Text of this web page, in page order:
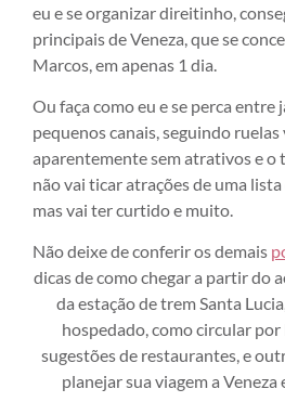
eu e se organizar direitinho,
principais de Veneza, que se
Marcos, em apenas 1 dia.
Ou faça como eu e se perca entre
pequenos canais, seguindo ruelas
aparentemente sem atrativos e o
não vai ticar atrações de uma lista
mas vai ter curtido e muito.
Não deixe de conferir os demais
dicas de como chegar a partir do
da estação de trem Santa
hospedado, como circular por
sugestões de restaurantes, e
planejar sua viagem a Veneza